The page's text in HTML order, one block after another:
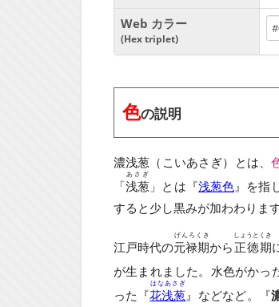
Web カラー
Hex triplet
色の説明
濃浅葱（こいあさぎ）とは、
「浅葱
あさぎ
」とは『浅葱色 』を指
すると少し黒みが加わわります
江戸時代の元禄期
げんろくき
から 正徳期
しょうとくき
が生まれました。水色がかっ
った『花浅葱
はなあさぎ
』などなど。『